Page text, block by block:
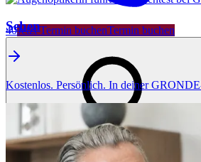
40Jetzt Termin buchenTermin buchen
Sehen
Kostenlos. Persönlich. In deiner